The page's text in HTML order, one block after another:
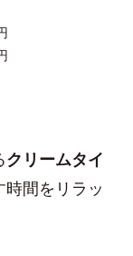
クリームタイ
間をリラッ